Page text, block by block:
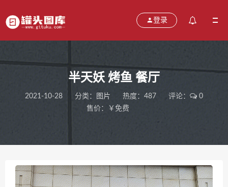
登录
半天妖 烤鱼 餐厅
2021-10-28 分类： 图片 热度：487 评论：
0
售价：￥免费